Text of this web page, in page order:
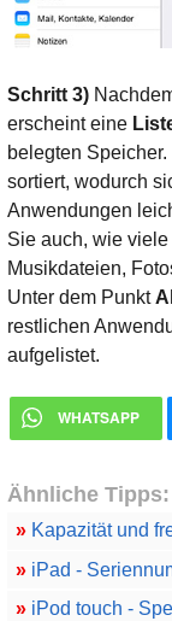
Schritt 3)
erscheint eine
belegten
sortiert, wodurch
Anwendungen
Sie auch, wie
Musikdateien,
Unter dem Punkt
restlichen
aufgelistet.
WHATSAPP
Ähnliche Tipps:
»Kapazität und
»iPad -
»iPod touch -